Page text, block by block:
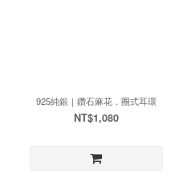
925純銀｜鑽石麻花．圈式耳環
NT$1,080